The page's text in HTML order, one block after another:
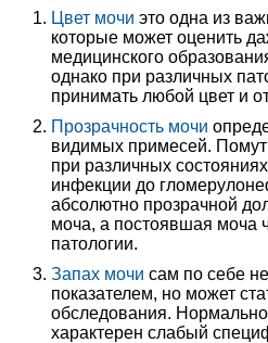
Цвет мочи это одна из
которые может оценить
медицинского
однако при различных
принимать любой цвет и
Прозрачность мочи
видимых примесей.
при различных
инфекции до
абсолютно прозрачной
моча, а постоявшая моча
патологии.
Запах мочи сам по себе
показателем, но может
обследования.
характерен слабый